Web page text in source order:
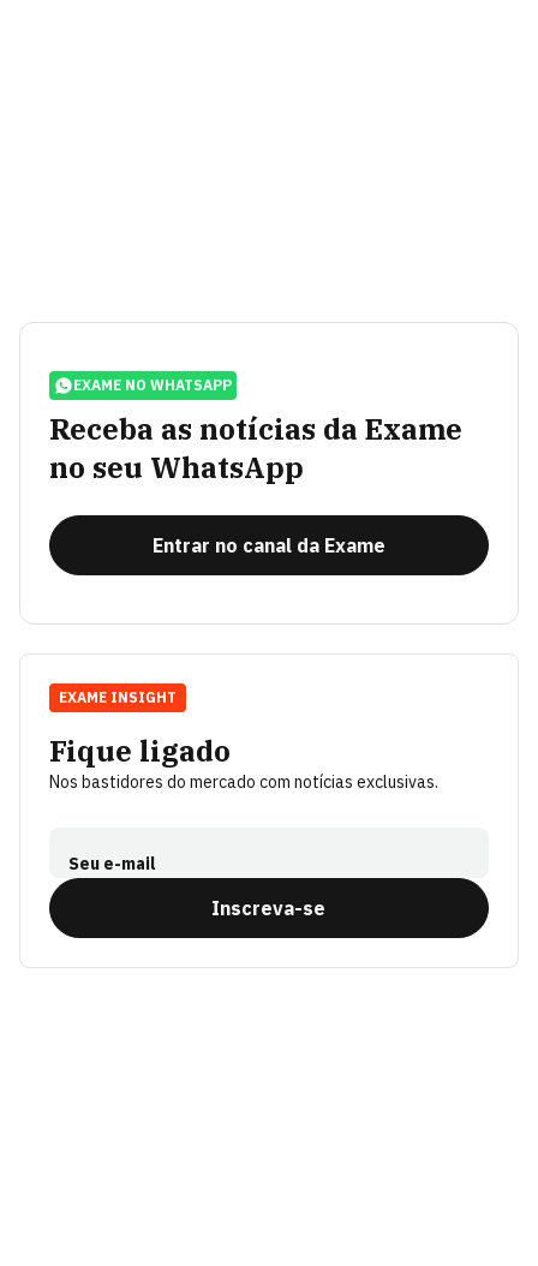
EXAME NO WHATSAPP
Receba as notícias da Exame
no seu WhatsApp
Entrar no canal da Exame
Fique ligado
Nos bastidores do mercado com notícias exclusivas.
Seu e-mail
Inscreva-se
EXAME INSIGHT